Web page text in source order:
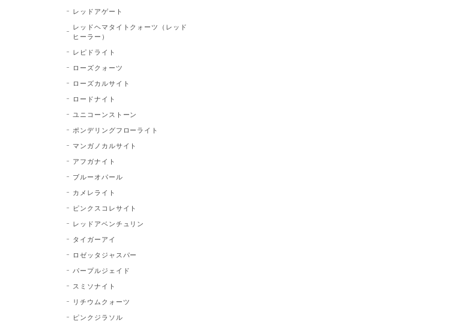
レッドアゲート
レッドヘマタイトクォーツ（レッド
ヒーラー）
レピドライト
ローズクォーツ
ローズカルサイト
ロードナイト
ユニコーンストーン
ポンデリングフローライト
マンガノカルサイト
アフガナイト
ブルーオパール
カメレライト
ピンクスコレサイト
レッドアベンチュリン
タイガーアイ
ロゼッタジャスパー
パープルジェイド
スミソナイト
リチウムクォーツ
ピンクジラソル